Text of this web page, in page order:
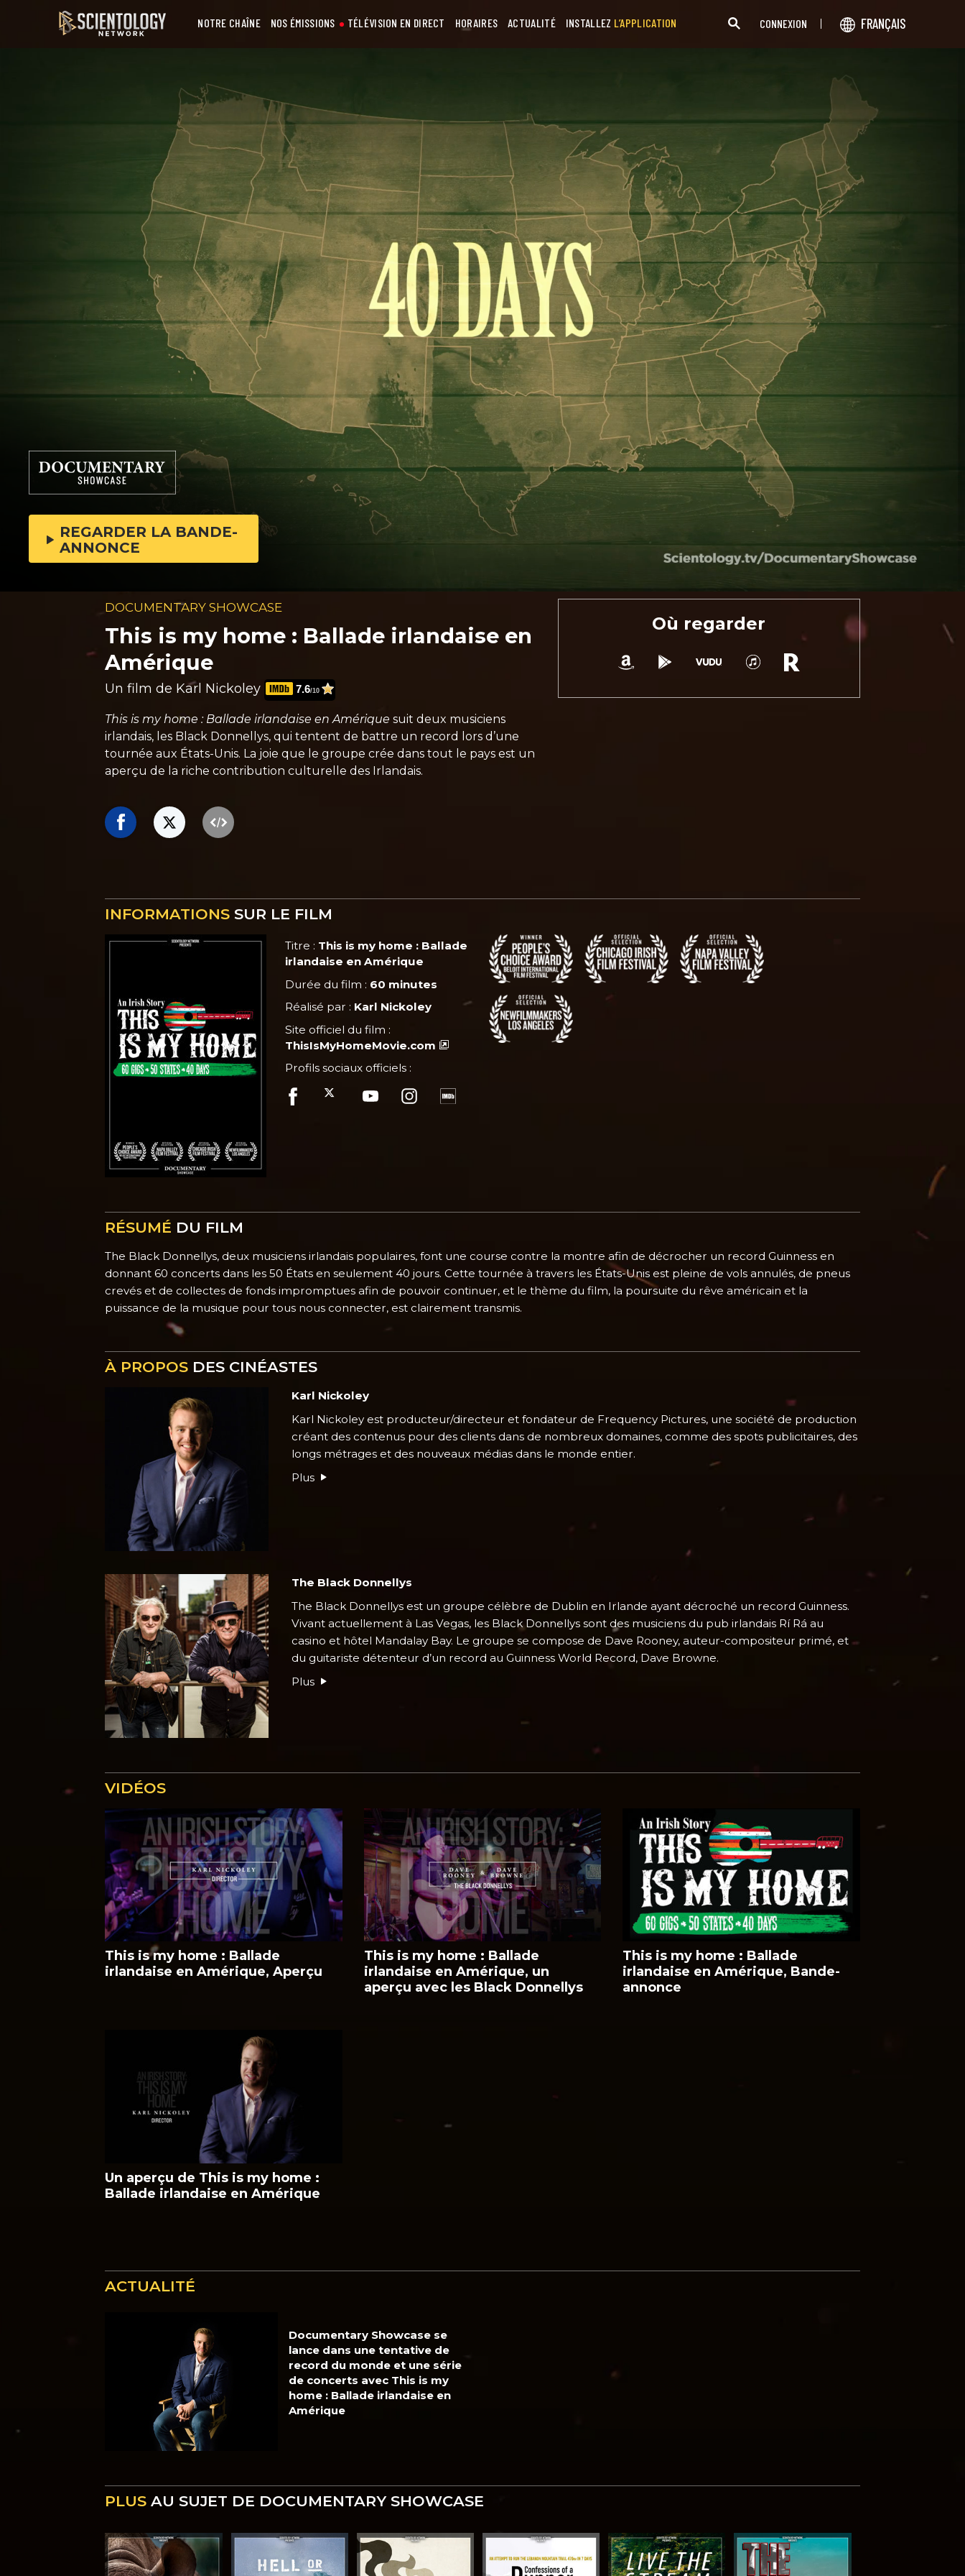
NOTRE CHAÎNE NOS ÉMISSIONS TÉLÉVISION EN DIRECT HORAIRES ACTUALITÉ INSTALLEZ L’APPLICATION CONNEXION FRANÇAIS
REGARDER LA BANDE-
ANNONCE
DOCUMENTARY SHOWCASE
This is my home : Ballade irlandaise en
Amérique
Un film de Karl Nickoley 7.6/10
This is my home : Ballade irlandaise en Amérique suit deux musiciens
irlandais, les Black Donnellys, qui tentent de battre un record lors d’une
tournée aux États-Unis. La joie que le groupe crée dans tout le pays est un
aperçu de la riche contribution culturelle des Irlandais.
Où regarder
INFORMATIONS SUR LE FILM
Titre : This is my home : Ballade
irlandaise en Amérique
Durée du film : 60 minutes
Réalisé par : Karl Nickoley
Site officiel du film :
ThisIsMyHomeMovie.com
Profils sociaux officiels :
RÉSUMÉ DU FILM
The Black Donnellys, deux musiciens irlandais populaires, font une course contre la montre afin de décrocher un record Guinness en
donnant 60 concerts dans les 50 États en seulement 40 jours. Cette tournée à travers les États-Unis est pleine de vols annulés, de pneus
crevés et de collectes de fonds impromptues afin de pouvoir continuer, et le thème du film, la poursuite du rêve américain et la
puissance de la musique pour tous nous connecter, est clairement transmis.
À PROPOS DES CINÉASTES
Karl Nickoley
Karl Nickoley est producteur/directeur et fondateur de Frequency Pictures, une société de production
créant des contenus pour des clients dans de nombreux domaines, comme des spots publicitaires, des
longs métrages et des nouveaux médias dans le monde entier.
Plus
The Black Donnellys
The Black Donnellys est un groupe célèbre de Dublin en Irlande ayant décroché un record Guinness.
Vivant actuellement à Las Vegas, les Black Donnellys sont des musiciens du pub irlandais Rí Rá au
casino et hôtel Mandalay Bay. Le groupe se compose de Dave Rooney, auteur-compositeur primé, et
du guitariste détenteur d’un record au Guinness World Record, Dave Browne.
Plus
VIDÉOS
This is my home : Ballade
irlandaise en Amérique, Aperçu
This is my home : Ballade
irlandaise en Amérique, un
aperçu avec les Black Donnellys
This is my home : Ballade
irlandaise en Amérique, Bande-
annonce
Un aperçu de This is my home :
Ballade irlandaise en Amérique
ACTUALITÉ
Documentary Showcase se
lance dans une tentative de
record du monde et une série
de concerts avec This is my
home : Ballade irlandaise en
Amérique
PLUS AU SUJET DE DOCUMENTARY SHOWCASE